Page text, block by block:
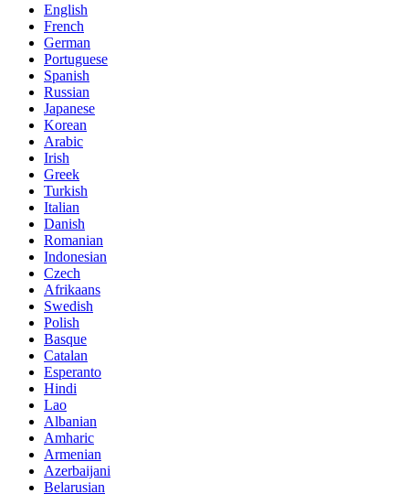
English
French
German
Portuguese
Spanish
Russian
Japanese
Korean
Arabic
Irish
Greek
Turkish
Italian
Danish
Romanian
Indonesian
Czech
Afrikaans
Swedish
Polish
Basque
Catalan
Esperanto
Hindi
Lao
Albanian
Amharic
Armenian
Azerbaijani
Belarusian